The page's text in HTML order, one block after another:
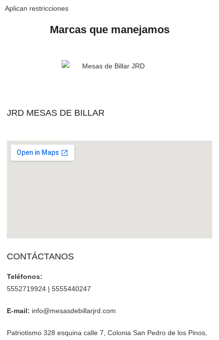
Aplican restricciones
Marcas que manejamos
JRD MESAS DE BILLAR
CONTÁCTANOS
Teléfonos:
5552719924 | 5555440247
E-mail: info@mesasdebillarjrd.com
Patriotismo 328 esquina calle 7, Colonia San Pedro de los Pinos,